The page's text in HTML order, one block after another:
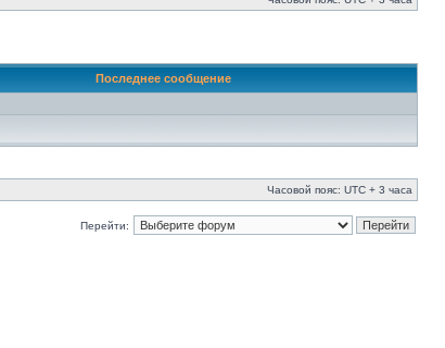
Последнее сообщение
Часовой пояс: UTC + 3 часа
Перейти: